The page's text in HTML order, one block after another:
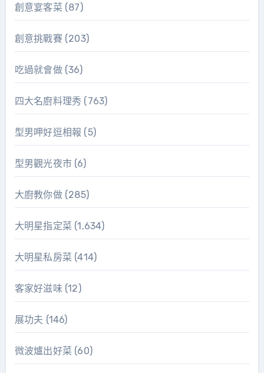
創意宴客菜 (87)
創意挑戰賽(203)
吃過就會做(36)
四大名廚料理秀 (763)
型男呷好逗相報 (5)
型男觀光夜市(6)
大廚教你做(285)
大明星指定菜 (1,634)
大明星私房菜 (414)
客家好滋味(12)
展功夫 (146)
微波爐出好菜 (60)